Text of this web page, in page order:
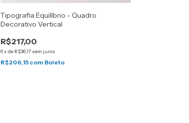
Tipografia Equilíbrio - Quadro
Decorativo Vertical
R$217,00
6x de R$36,17 sem juros
R$206,15 com Boleto